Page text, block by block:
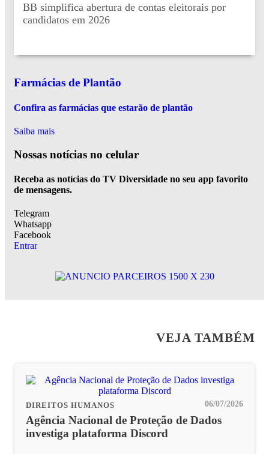
BB simplifica abertura de contas eleitorais por
candidatos em 2026
Farmácias de Plantão
Confira as farmácias que estarão de plantão
Saiba mais
Nossas notícias no celular
Receba as notícias do TV Diversidade no seu app favorito
de mensagens.
Telegram
Whatsapp
Facebook
Entrar
VEJA TAMBÉM
DIREITOS HUMANOS 06/07/2026
Agência Nacional de Proteção de Dados
investiga plataforma Discord